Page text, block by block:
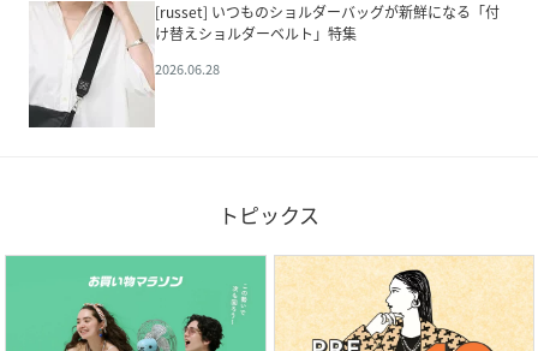
[russet] いつものショルダーバッグが新鮮になる「付
け替えショルダーベルト」特集
2026.06.28
トピックス